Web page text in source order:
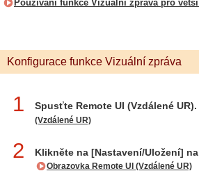
Používání funkce Vizuální zpráva pro
Konfigurace funkce Vizuální zpráva
1 Spusťte Remote UI (Vzdálené UR).
(Vzdálené UR)
2 Klikněte na [Nastavení/Uložení]
Obrazovka Remote UI (Vzdálené UR)